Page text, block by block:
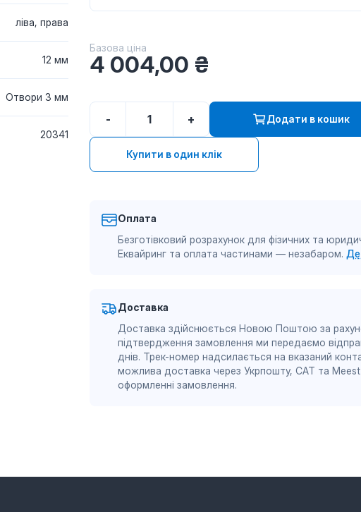
ліва, права
12 мм
Отвори 3 мм
20341
Базова ціна
4 004,00 ₴
- + Додати в кошик
Купити в один клік
Оплата
Безготівковий розрахунок для фізичних та
Еквайринг та оплата частинами — незабаром.
Доставка
Доставка здійснюється Новою Поштою за
підтвердження замовлення ми передаємо
днів. Трек-номер надсилається на вказаний
можлива доставка через Укрпошту, САТ та
оформленні замовлення.